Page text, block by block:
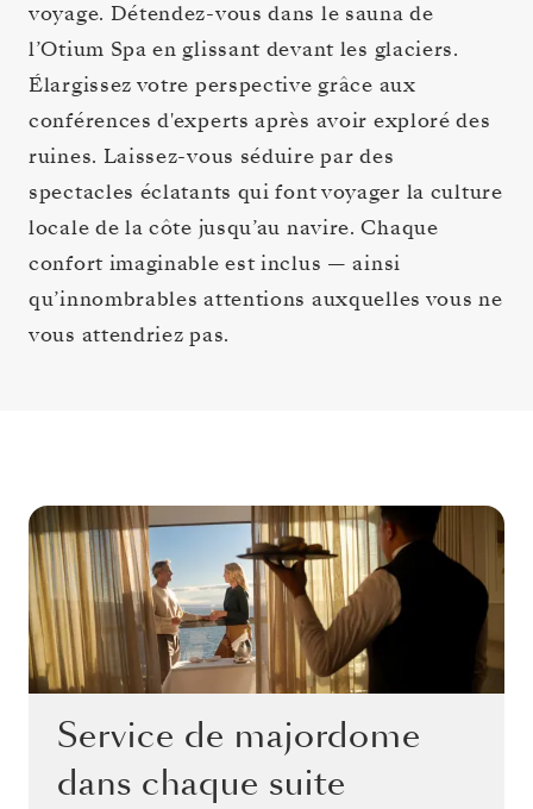
voyage. Détendez-vous dans le sauna de
l’Otium Spa en glissant devant les glaciers.
Élargissez votre perspective grâce aux
conférences d'experts après avoir exploré des
ruines. Laissez-vous séduire par des
spectacles éclatants qui font voyager la culture
locale de la côte jusqu’au navire. Chaque
confort imaginable est inclus — ainsi
qu’innombrables attentions auxquelles vous ne
vous attendriez pas.
Service de majordome
dans chaque suite